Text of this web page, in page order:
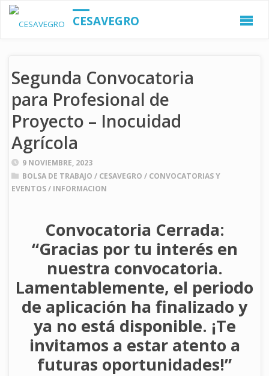
CESAVEGRO
Segunda Convocatoria
para Profesional de
Proyecto – Inocuidad
Agrícola
9 NOVIEMBRE, 2023
BOLSA DE TRABAJO / CESAVEGRO / CONVOCATORIAS Y
EVENTOS/ INFORMACION
Convocatoria Cerrada:
“Gracias por tu interés en
nuestra convocatoria.
Lamentablemente, el periodo
de aplicación ha finalizado y
ya no está disponible. ¡Te
invitamos a estar atento a
futuras oportunidades!”